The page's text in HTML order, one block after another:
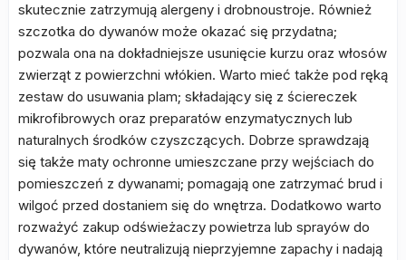
skutecznie zatrzymują alergeny i drobnoustroje. Również
szczotka do dywanów może okazać się przydatna;
pozwala ona na dokładniejsze usunięcie kurzu oraz włosów
zwierząt z powierzchni włókien. Warto mieć także pod ręką
zestaw do usuwania plam; składający się z ściereczek
mikrofibrowych oraz preparatów enzymatycznych lub
naturalnych środków czyszczących. Dobrze sprawdzają
się także maty ochronne umieszczane przy wejściach do
pomieszczeń z dywanami; pomagają one zatrzymać brud i
wilgoć przed dostaniem się do wnętrza. Dodatkowo warto
rozważyć zakup odświeżaczy powietrza lub sprayów do
dywanów, które neutralizują nieprzyjemne zapachy i nadają